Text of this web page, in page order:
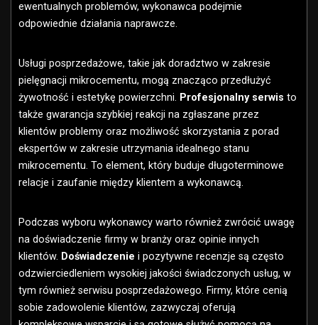
ewentualnych problemów, wykonawca podejmie
odpowiednie działania naprawcze.
Usługi posprzedażowe, takie jak doradztwo w zakresie
pielęgnacji mikrocementu, mogą znacząco przedłużyć
żywotność i estetykę powierzchni. Profesjonalny serwis to
także gwarancja szybkiej reakcji na zgłaszane przez
klientów problemy oraz możliwość skorzystania z porad
ekspertów w zakresie utrzymania idealnego stanu
mikrocementu. To element, który buduje długoterminowe
relacje i zaufanie między klientem a wykonawcą.
Podczas wyboru wykonawcy warto również zwrócić uwagę
na doświadczenie firmy w branży oraz opinie innych
klientów. Doświadczenie i pozytywne recenzje są często
odzwierciedleniem wysokiej jakości świadczonych usług, w
tym również serwisu posprzedażowego. Firmy, które cenią
sobie zadowolenie klientów, zazwyczaj oferują